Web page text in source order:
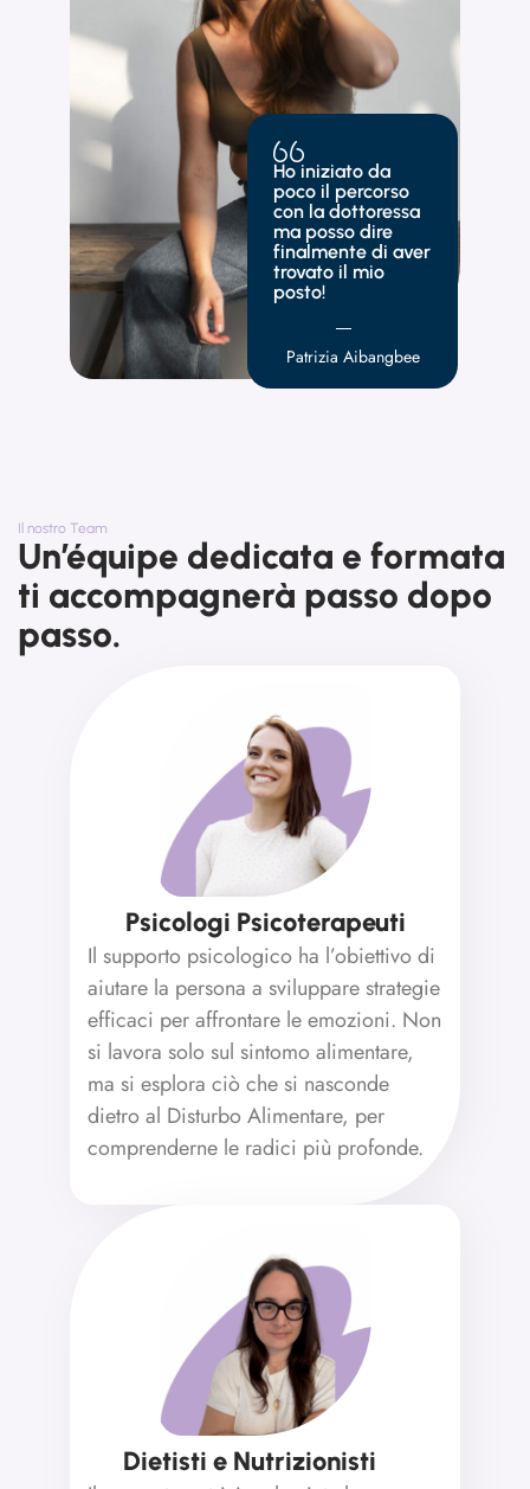
Ho iniziato da
poco il percorso
con la dottoressa
ma posso dire
finalmente di aver
trovato il mio
posto!
Patrizia Aibangbee
Il nostro Team
Un’équipe dedicata e formata
ti accompagnerà passo dopo
passo.
Psicologi Psicoterapeuti
Il supporto psicologico ha l’obiettivo di
aiutare la persona a sviluppare strategie
efficaci per affrontare le emozioni. Non
si lavora solo sul sintomo alimentare,
ma si esplora ciò che si nasconde
dietro al Disturbo Alimentare, per
comprenderne le radici più profonde.
Dietisti e Nutrizionisti